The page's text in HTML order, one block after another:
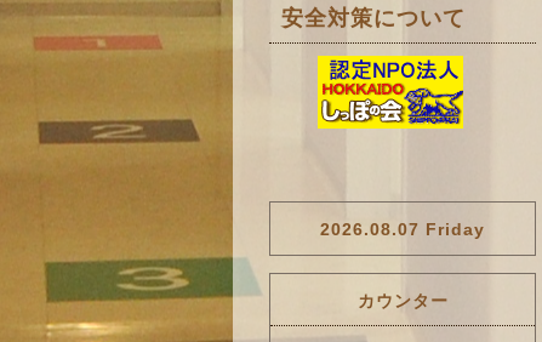
安全対策について
2026.08.07 Friday
カウンター